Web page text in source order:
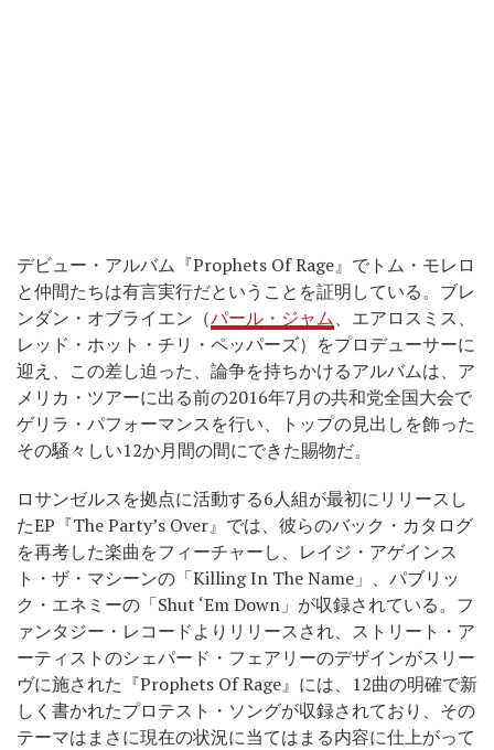
デビュー・アルバム『Prophets Of Rage』でトム・モレロ
と仲間たちは有言実行だということを証明している。ブレ
ンダン・オブライエン（パール・ジャム、エアロスミス、
レッド・ホット・チリ・ペッパーズ）をプロデューサーに
迎え、この差し迫った、論争を持ちかけるアルバムは、ア
メリカ・ツアーに出る前の2016年7月の共和党全国大会で
ゲリラ・パフォーマンスを行い、トップの見出しを飾った
その騒々しい12か月間の間にできた賜物だ。
ロサンゼルスを拠点に活動する6人組が最初にリリースし
たEP『The Party’s Over』では、彼らのバック・カタログ
を再考した楽曲をフィーチャーし、レイジ・アゲインス
ト・ザ・マシーンの「Killing In The Name」、パブリッ
ク・エネミーの「Shut ‘Em Down」が収録されている。フ
ァンタジー・レコードよりリリースされ、ストリート・ア
ーティストのシェパード・フェアリーのデザインがスリー
ヴに施された『Prophets Of Rage』には、12曲の明確で新
しく書かれたプロテスト・ソングが収録されており、その
テーマはまさに現在の状況に当てはまる内容に仕上がって